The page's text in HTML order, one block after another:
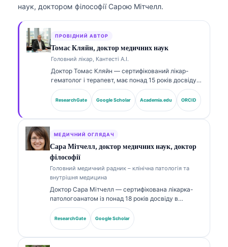
наук, доктором філософії Сарою Мітчелл.
ПРОВІДНИЙ АВТОР
Томас Кляйн, доктор медичних наук
Головний лікар, Кантесті А.І.
Доктор Томас Кляйн — сертифікований лікар-
гематолог і терапевт, має понад 15 років досвіду в
лабораторній медицині та AI-асистованому
клінічному аналізі. Як головний медичний
директор (Chief Medical Officer) у Kantesti AI він
публікується щодо інтерпретації біомаркерів і
лабораторної діагностики з тем лабораторної
медицини.
ResearchGate Google Scholar Academia.edu ORCID
МЕДИЧНИЙ ОГЛЯДАЧ
Сара Мітчелл, доктор медичних наук, доктор
філософії
Головний медичний радник – клінічна патологія та
внутрішня медицина
Доктор Сара Мітчелл — сертифікована лікарка-
патологоанатом із понад 18 років досвіду в
лабораторній медицині та діагностичному аналізі.
Вона має спеціалізовані сертифікати з клінічної
хімії та широко публікувалася щодо панелей
ResearchGate Google Scholar